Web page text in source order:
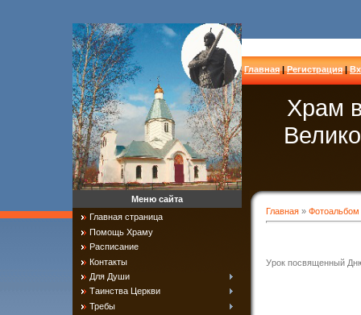
Главная|Регистрация|
Храм
Главная » Фотоальбом
Урок посвященный
Меню сайта
Главная страница
Помощь Храму
Расписание
Контакты
Для Души
Таинства Церкви
Требы